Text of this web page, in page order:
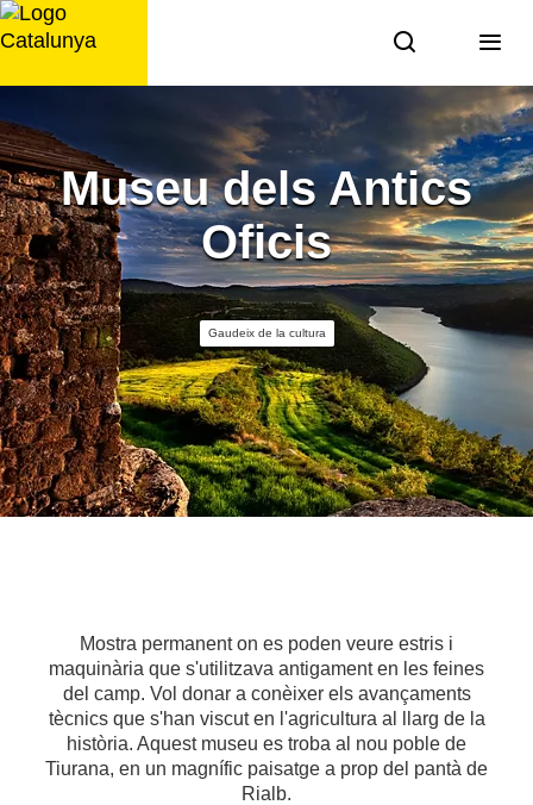
Saltar
al
Museu dels Antics
Oficis
Gaudeix de la cultura
Mostra permanent on es poden veure estris i
maquinària que s'utilitzava antigament en les feines
del camp. Vol donar a conèixer els avançaments
tècnics que s'han viscut en l'agricultura al llarg de la
història. Aquest museu es troba al nou poble de
Tiurana, en un magnífic paisatge a prop del pantà de
Rialb.